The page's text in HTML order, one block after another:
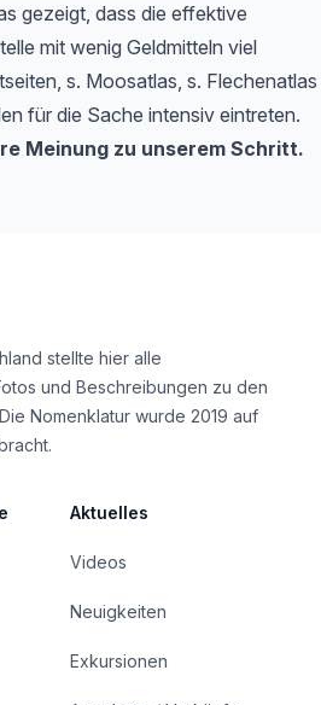
gezeigt, dass die effektive
mit wenig Geldmitteln viel
s. Moosatlas, s. Flechenatlas
für die Sache intensiv eintreten.
Meinung zu unserem Schritt.
stellte hier alle
und Beschreibungen zu den
Nomenklatur wurde 2019 auf
Aktuelles
Videos
Neuigkeiten
Exkursionen